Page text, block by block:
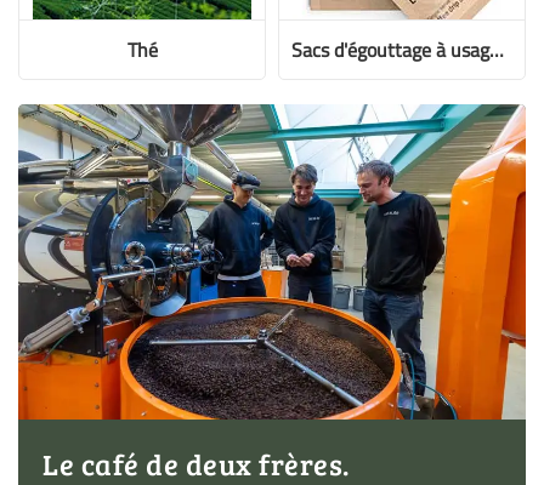
Thé Sacs d'égouttage à usage unique
Le café de deux frères.